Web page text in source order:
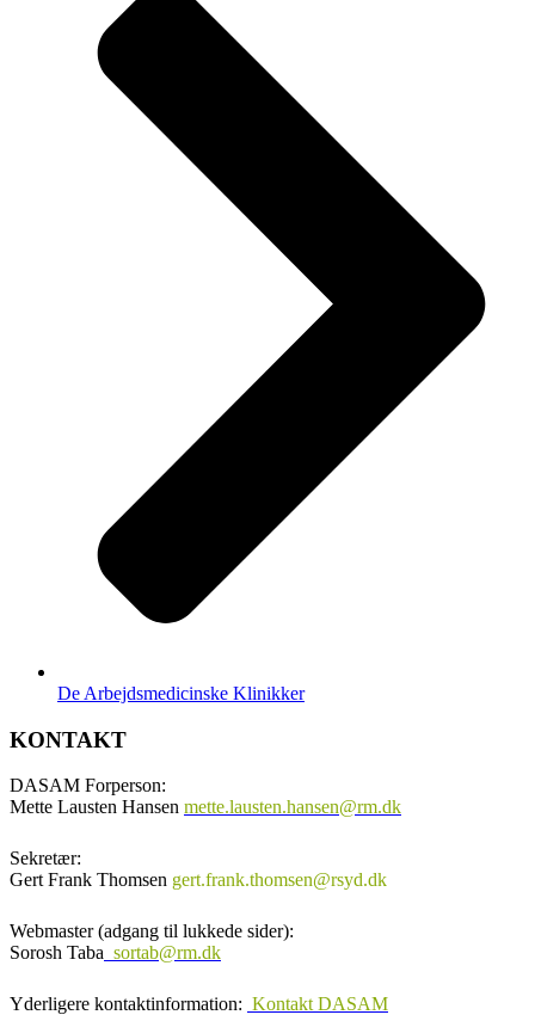
De Arbejdsmedicinske Klinikker
KONTAKT
DASAM Forperson:
Mette Lausten Hansen mette.lausten.hansen@rm.dk
Sekretær:
Gert Frank Thomsen gert.frank.thomsen@rsyd.dk
Webmaster (adgang til lukkede sider):
Sorosh Taba sortab@rm.dk
Yderligere kontaktinformation: Kontakt DASAM